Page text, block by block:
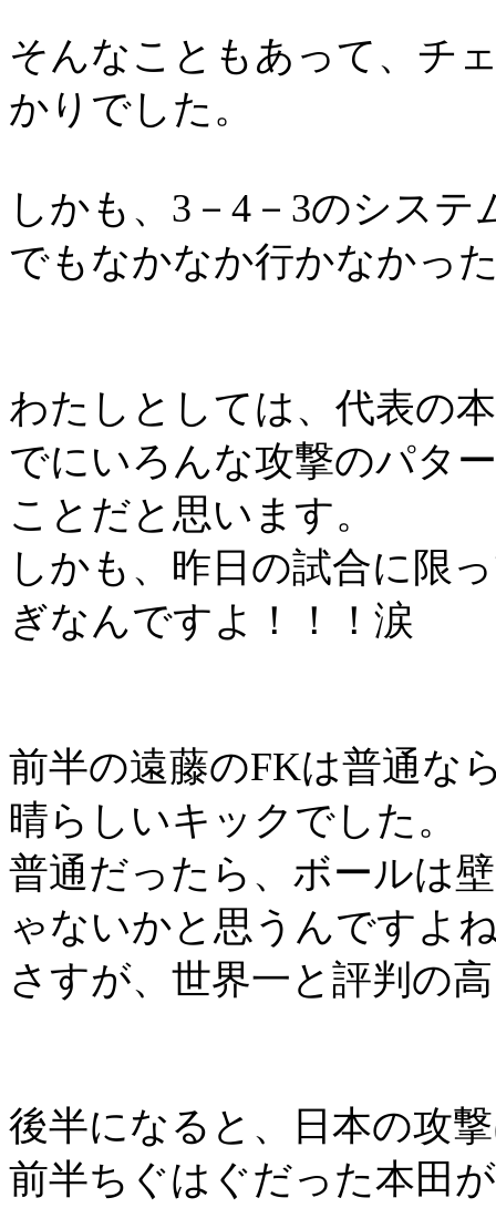
そんなこともあって、チ
かりでした。
しかも、 3 － 4 － 3のシステ
でもなかなか行かなかっ
わたしとしては、代表の
でにいろんな攻撃のパタ
ことだと思います。
しかも、昨日の試合に限
ぎなんですよ！！！涙
前半の遠藤のFKは普通な
晴らしいキックでした。
普通だったら、ボールは
ゃないかと思うんですよ
さすが、世界一と評判の
後半になると、日本の攻
前半ちぐはぐだった本田